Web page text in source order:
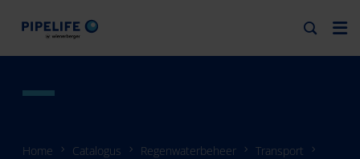
Home Catalogus Regenwaterbeheer
Transport